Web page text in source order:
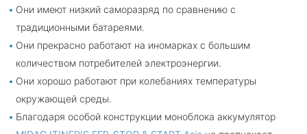
Они имеют низкий саморазряд по сравнению с
традиционными батареями.
Они прекрасно работают на иномарках с большим
количеством потребителей электроэнергии.
Они хорошо работают при колебаниях температуры
окружающей среды.
Благодаря особой конструкции моноблока аккумулятор